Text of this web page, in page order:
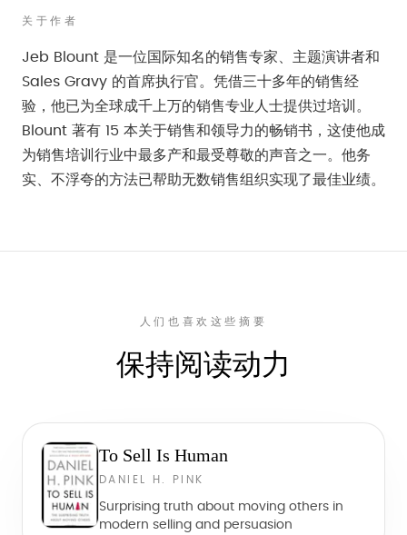
关于作者
Jeb Blount 是一位国际知名的销售专家、主题演讲者和
Sales Gravy 的首席执行官。凭借三十多年的销售经
验，他已为全球成千上万的销售专业人士提供过培训。
Blount 著有 15 本关于销售和领导力的畅销书，这使他成
为销售培训行业中最多产和最受尊敬的声音之一。他务
实、不浮夸的方法已帮助无数销售组织实现了最佳业绩。
人们也喜欢这些摘要
保持阅读动力
To Sell Is Human
DANIEL H. PINK
Surprising truth about moving others in
modern selling and persuasion